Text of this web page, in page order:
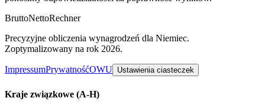
BruttoNettoRechner
Precyzyjne obliczenia wynagrodzeń dla Niemiec.
Zoptymalizowany na rok 2026.
ImpressumPrywatnośćOWU Ustawienia ciasteczek
Kraje związkowe (A-H)